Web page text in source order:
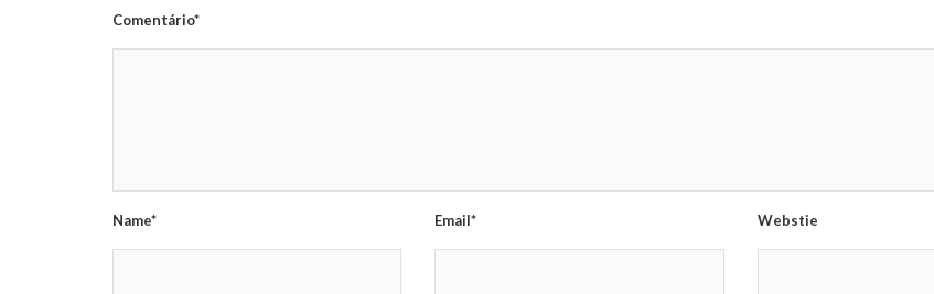
Comentário*
Name* Email* Webstie